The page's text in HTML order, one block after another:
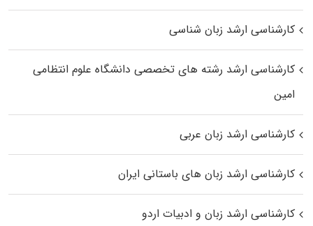
کارشناسی ارشد زبان شناسی
کارشناسی ارشد رﺷﺘﻪ ﻫﺎی تخصصی داﻧﺸﮕﺎه ﻋﻠﻮم انتظامی
اﻣﻴﻦ
کارشناسی ارشد زبان عربی
کارشناسی ارشد زبان‌ های باستانی ایران
کارشناسی ارشد زبان و ادبیات اردو